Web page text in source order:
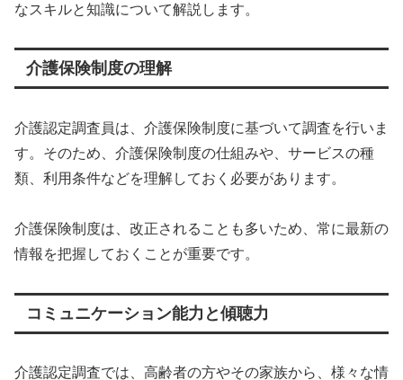
なスキルと知識について解説します。
介護保険制度の理解
介護認定調査員は、介護保険制度に基づいて調査を行いま
す。そのため、介護保険制度の仕組みや、サービスの種
類、利用条件などを理解しておく必要があります。
介護保険制度は、改正されることも多いため、常に最新の
情報を把握しておくことが重要です。
コミュニケーション能力と傾聴力
介護認定調査では、高齢者の方やその家族から、様々な情